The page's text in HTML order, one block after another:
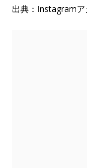
出典：Instagramア